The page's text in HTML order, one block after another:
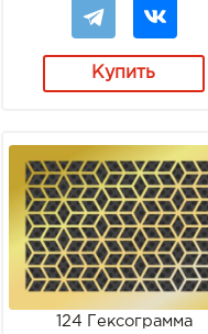
Купить
124 Гексограмма